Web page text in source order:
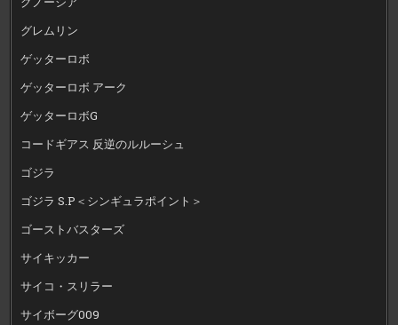
グレムリン
ゲッターロボ
ゲッターロボ アーク
ゲッターロボG
コードギアス 反逆のルルーシュ
ゴジラ
ゴジラ S.P＜シンギュラポイント＞
ゴーストバスターズ
サイキッカー
サイコ・スリラー
サイボーグ009